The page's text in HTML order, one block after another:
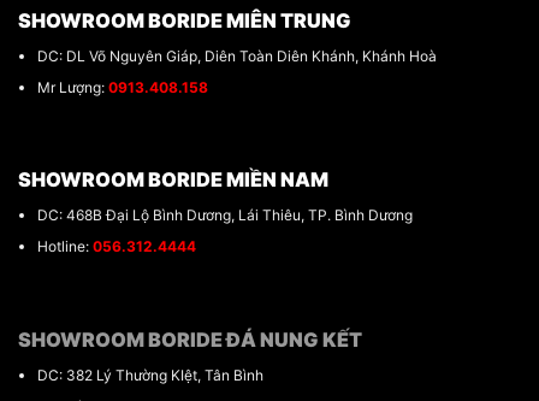
SHOWROOM BORIDE MIÊN TRUNG
DC: DL Võ Nguyên Giáp, Diên Toàn Diên Khánh, Khánh Hoà
Mr Lượng: 0913.408.158
SHOWROOM BORIDE MIỀN NAM
DC: 468B Đại Lộ Bình Dương, Lái Thiêu, TP. Bình Dương
Hotline: 056.312.4444
SHOWROOM BORIDE ĐÁ NUNG KẾT
DC: 382 Lý Thường KIệt, Tân Bình